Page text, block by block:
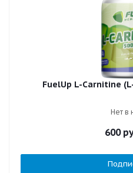
FuelUp L-Carnitine
Нет в
600